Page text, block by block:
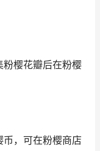
樱花瓣后在粉樱
，可在粉樱商店